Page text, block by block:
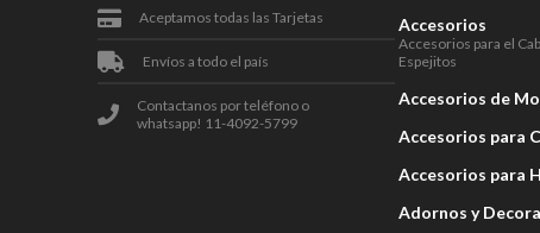
Aceptamos todas las Tarjetas
Envíos a todo el país
Contactanos por teléfono o
whatsapp! 11-4092-5799
Accesorios
Accesorios para el
Espejitos
Accesorios de
Accesorios para
Accesorios para
Adornos y